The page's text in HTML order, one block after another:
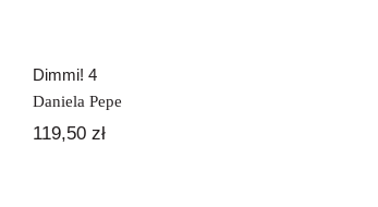
Dimmi! 4
Daniela Pepe
119,50 zł